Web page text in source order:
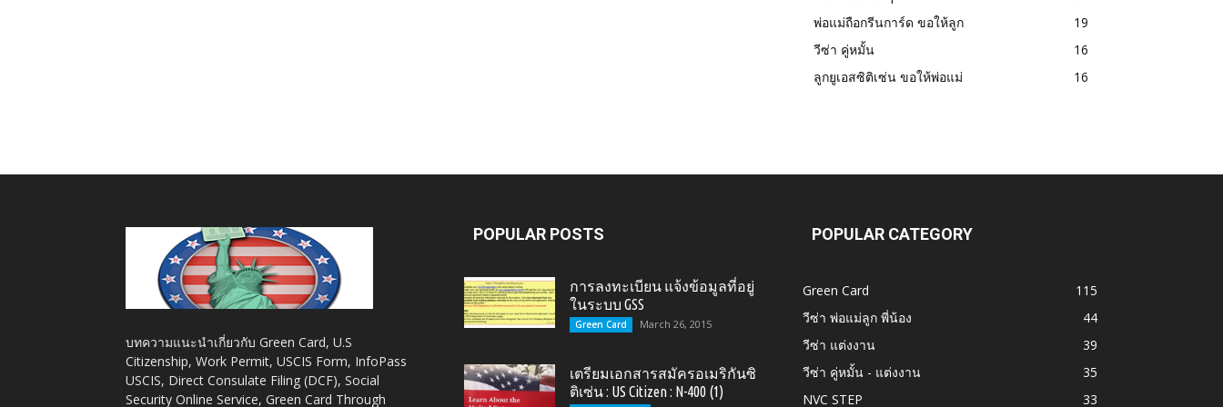
Citizen,
พ่อแม่ถือกรีนการ์ด ขอให้ลูก
19
วีซ่า คู่หมั้น
16
ลูกยูเอสซิติเซ่น ขอให้พ่อแม่
16
บทความแนะนำเกี่ยวกับ Green Card, U.S
Citizenship, Work Permit, USCIS Form, InfoPass
USCIS, Direct Consulate Filing (DCF), Social
Security Online Service, Green Card Through
POPULAR POSTS
การลงทะเบียน แจ้งข้อมูลที่อยู่
ในระบบ GSS
Green Card March 26, 2015
เตรียมเอกสารสมัครอเมริกันซิ
ติเซ่น : US Citizen : N-400 (1)
POPULAR CATEGORY
Green Card
115
วีซ่า พ่อแม่ลูก พี่น้อง
44
วีซ่า แต่งงาน
39
วีซ่า คู่หมั้น - แต่งงาน
35
NVC STEP
33